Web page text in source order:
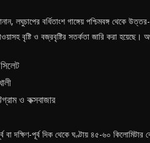
লঘুচাপের বর্ধিতাংশ গাঙ্গেয় পশ্চিমবঙ্গ থেকে
বৃষ্টি ও বজ্রবৃষ্টির সতর্কতা জারি করা হয়েছে।
ও কক্সবাজার
বা দক্ষিণ-পূর্ব দিক থেকে ঘণ্টায় ৪৫-৬০